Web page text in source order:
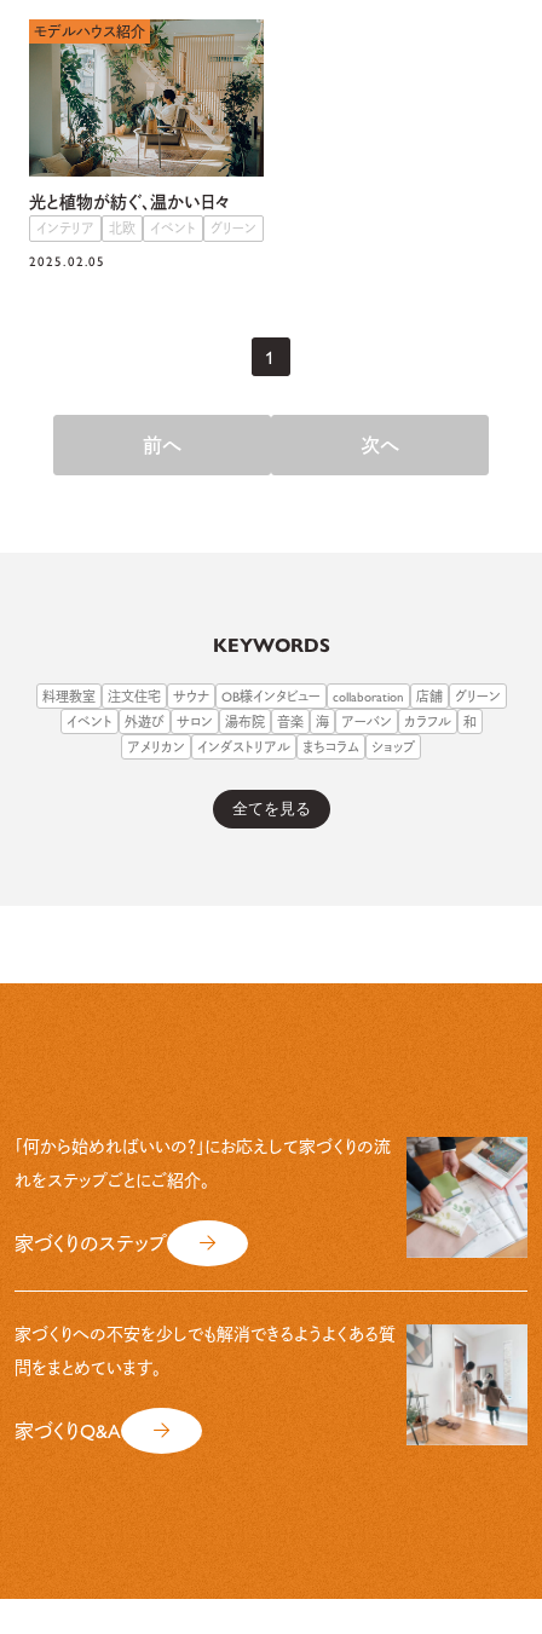
モデルハウス紹介
光と植物が紡ぐ、温かい日々
インテリア 北欧 イベント
グリーン
2025.02.05
1
前へ 次へ
KEYWORDS
料理教室 注文住宅 サウナ OB様インタビュー collaboration 店舗
グリーン
イベント
外遊び サロン 湯布院 音楽 海 アーバン カラフル
和
アメリカン
インダストリアル まちコラム ショップ
「何から始めればいいの？」にお応えして家づくりの流
れをステップごとにご紹介。
家づくりのステップ
家づくりへの不安を少しでも解消できるようよくある質
問をまとめています。
家づくりQ&A